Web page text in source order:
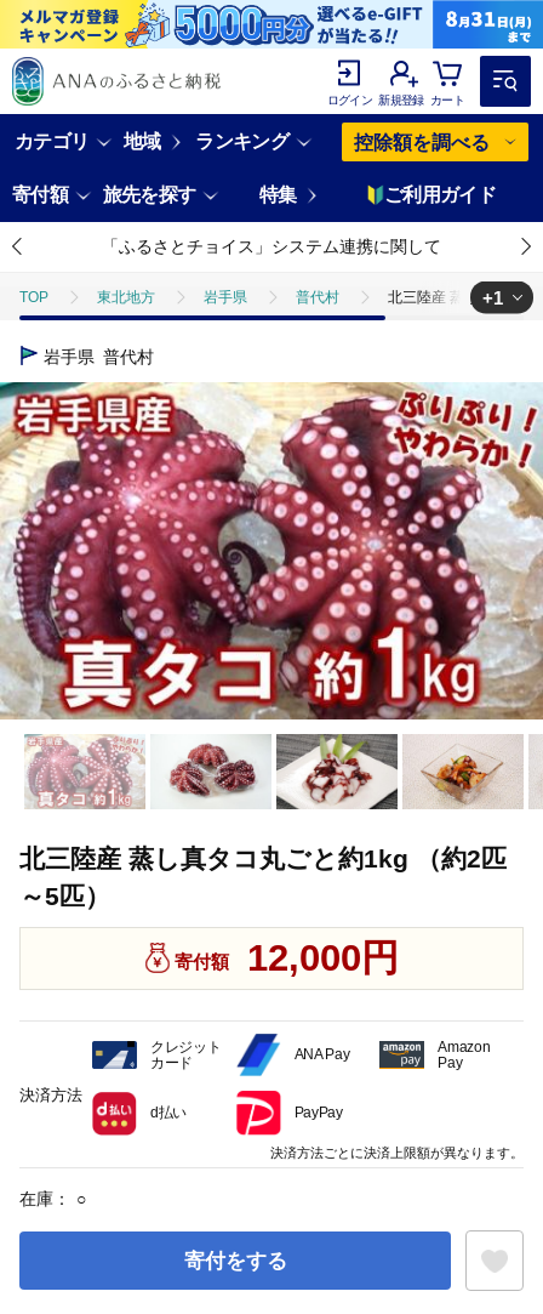
ログイン 新規登録 カート
カテゴリ 地域 ランキング 控除額を調べる
寄付額 旅先を探す 特集 ご利用ガイド
「ふるさとチョイス」システム連携に関して
TOP 東北地方 岩手県 普代村 北三陸産 蒸し真タコ
TOP
+1
岩手県 普代村
北三陸産 蒸し真タコ丸ごと約1kg （約2匹
～5匹）
寄付額 12,000円
在庫： ○
寄付をする
決済方法
クレジット
カード
ANA Pay
Amazon
Pay
d払い PayPay
決済方法ごとに決済上限額が異なります。